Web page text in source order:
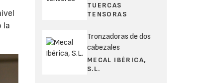
la
TUERCAS
TENSORAS
Tronzadoras de dos
cabezales
MECAL IBÉRICA,
S.L.